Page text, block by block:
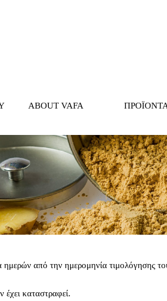
Παράλειψη μενού
ABOUT VAFA
ημερών από την ημερομηνία τιμολόγησης
καταστραφεί.